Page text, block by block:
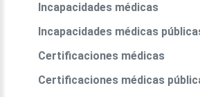
Incapacidades médicas
Incapacidades médicas
Certificaciones médicas
Certificaciones médicas